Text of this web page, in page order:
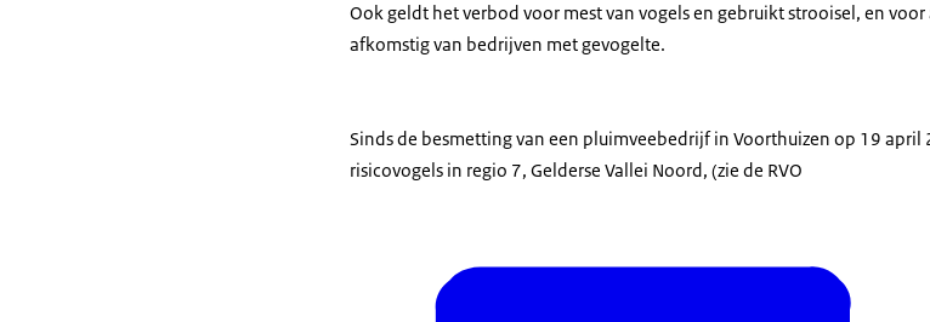
Ook geldt het verbod voor mest van vogels en gebruikt strooisel, en
afkomstig van bedrijven met gevogelte.
Sinds de besmetting van een pluimveebedrijf in Voorthuizen op 19
risicovogels in regio 7, Gelderse Vallei Noord, (zie de RVO